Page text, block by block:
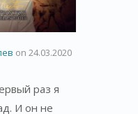
on 24.03.2020
раз я
И он не